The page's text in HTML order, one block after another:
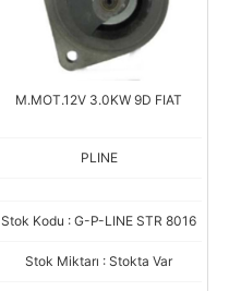
M.MOT.12V 3.0KW 9D FIAT
PLINE
Stok Kodu : G-P-LINE STR 8016
Stok Miktarı : Stokta Var